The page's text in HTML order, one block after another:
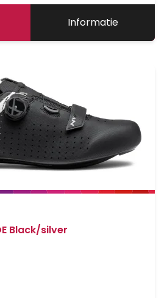
Informatie
Black/silver